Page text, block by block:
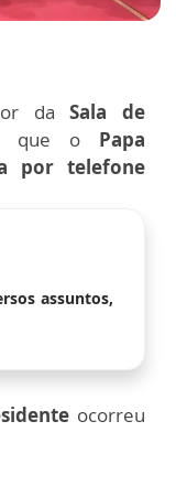
daSala de
que o Papa
por telefone
assuntos,
ocorreu